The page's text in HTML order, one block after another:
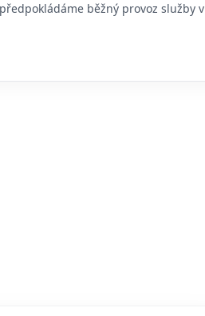
běžný provoz služby v